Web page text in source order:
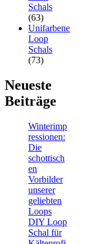
Schals
(63)
Unifarbene
Loop
Schals
(73)
Neueste
Beiträge
Winterimp
ressionen:
Die
schottisch
en
Vorbilder
unserer
geliebten
Loops
DIY Loop
Schal für